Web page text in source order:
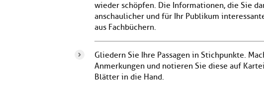
wieder schöpfen. Die Informationen, die Sie
anschaulicher und für Ihr Publikum
aus Fachbüchern.
Gliedern Sie Ihre Passagen in Stichpunkte.
Anmerkungen und notieren Sie diese auf
Blätter in die Hand.